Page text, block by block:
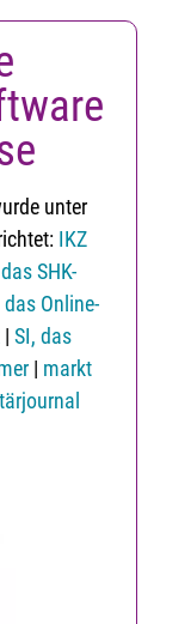
unter
IKZ
SHK-
das Online-
|SI, das
| markt